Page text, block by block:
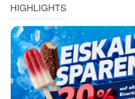
HIGHLIGHTS